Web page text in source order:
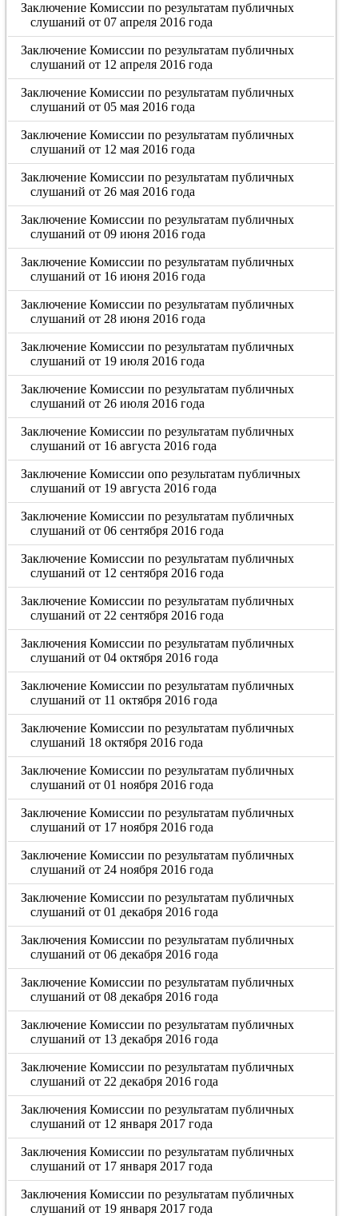
Заключение Комиссии по результатам публичных
слушаний от 07 апреля 2016 года
Заключение Комиссии по результатам публичных
слушаний от 12 апреля 2016 года
Заключение Комиссии по результатам публичных
слушаний от 05 мая 2016 года
Заключение Комиссии по результатам публичных
слушаний от 12 мая 2016 года
Заключение Комиссии по результатам публичных
слушаний от 26 мая 2016 года
Заключение Комиссии по результатам публичных
слушаний от 09 июня 2016 года
Заключение Комиссии по результатам публичных
слушаний от 16 июня 2016 года
Заключение Комиссии по результатам публичных
слушаний от 28 июня 2016 года
Заключение Комиссии по результатам публичных
слушаний от 19 июля 2016 года
Заключение Комиссии по результатам публичных
слушаний от 26 июля 2016 года
Заключение Комиссии по результатам публичных
слушаний от 16 августа 2016 года
Заключение Комиссии опо результатам публичных
слушаний от 19 августа 2016 года
Заключение Комиссии по результатам публичных
слушаний от 06 сентября 2016 года
Заключение Комиссии по результатам публичных
слушаний от 12 сентября 2016 года
Заключение Комиссии по результатам публичных
слушаний от 22 сентября 2016 года
Заключения Комиссии по результатам публичных
слушаний от 04 октября 2016 года
Заключение Комиссии по результатам публичных
слушаний от 11 октября 2016 года
Заключение Комиссии по результатам публичных
слушаний 18 октября 2016 года
Заключение Комиссии по результатам публичных
слушаний от 01 ноября 2016 года
Заключение Комиссии по результатам публичных
слушаний от 17 ноября 2016 года
Заключение Комиссии по результатам публичных
слушаний от 24 ноября 2016 года
Заключение Комиссии по результатам публичных
слушаний от 01 декабря 2016 года
Заключения Комиссии по результатам публичных
слушаний от 06 декабря 2016 года
Заключение Комиссии по результатам публичных
слушаний от 08 декабря 2016 года
Заключение Комиссии по результатам публичных
слушаний от 13 декабря 2016 года
Заключение Комиссии по результатам публичных
слушаний от 22 декабря 2016 года
Заключения Комиссии по результатам публичных
слушаний от 12 января 2017 года
Заключения Комиссии по результатам публичных
слушаний от 17 января 2017 года
Заключения Комиссии по результатам публичных
слушаний от 19 января 2017 года